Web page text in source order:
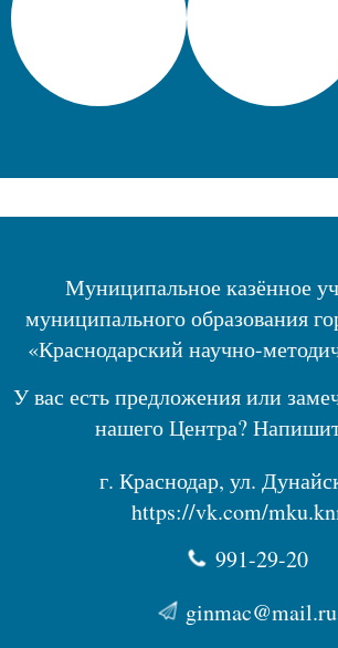
Муниципальное казённое
муниципального образования
«Краснодарский научно-
У вас есть предложения или
нашего Центра?
г. Краснодар, ул.
https://vk.com/
991-29-20
ginmac@mail.ru